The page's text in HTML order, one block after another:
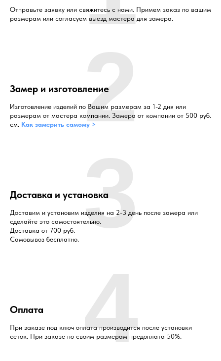
Отправьте заявку или свяжитесь с нами. Примем заказ по вашим
размерам или согласуем выезд мастера для замера.
Замер и изготовление
Изготовление изделий по Вашим размерам за 1-2 дня или
размерам от мастера компании. Замера от компании от 500 руб.
см. Как замерить самому >2
Доставка и установка
Доставим и установим изделия на 2-3 день после замера или
сделайте это самостоятельно.
Доставка от 700 руб.
Самовывоз бесплатно. 3
Оплата
При заказе под ключ оплата производится после установки
сеток. При заказе по своим размерам предоплата 50%.
4